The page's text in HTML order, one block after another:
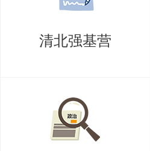
生的攻博研究计
平、思维能力、
3、总成绩的计算
清北强基营